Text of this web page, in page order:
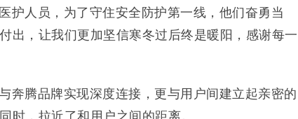
护人员，为了守住安全防护第一线，他们奋勇当
出，让我们更加坚信寒冬过后终是暖阳，感谢每一
奔腾品牌实现深度连接，更与用户间建立起亲密的
时，拉近了和用户之间的距离。